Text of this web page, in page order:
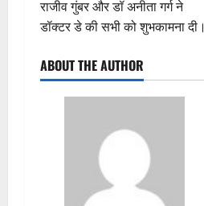
राजीव गुंबर और डॉ अनीता गर्ग ने
डॉक्टर डे की सभी को शुभकामना दी।
ABOUT THE AUTHOR